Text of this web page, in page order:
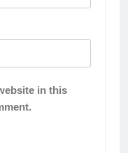
in this